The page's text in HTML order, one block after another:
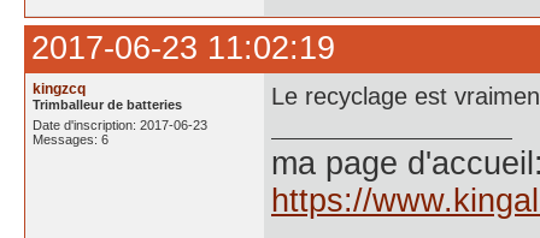
2017-06-23 11:02:19
kingzcq
Trimballeur de batteries
Date d'inscription: 2017-06-23
Messages: 6
Le recyclage est
ma page
https://